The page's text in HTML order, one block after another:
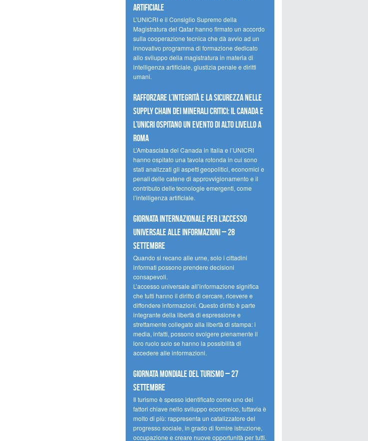
artificiale
L’UNICRI e il Consiglio Supremo della
Magistratura del Qatar hanno firmato un accordo
sulla cooperazione tecnica che dà avvio ad un
innovativo programma di formazione dedicato
allo sviluppo della magistratura in materia di
intelligenza artificiale, giustizia penale e diritti
umani.
Rafforzare l’integrità e la sicurezza nelle
supply chain dei minerali critici: il Canada e
l’UNICRI ospitano un evento di alto livello a
Roma
L’Ambasciata del Canada in Italia e l’UNICRI
hanno ospitato una tavola rotonda in cui sono
stati analizzati gli aspetti geopolitici, economici e
penali delle catene di approvvigionamento e il
contributo delle tecnologie emergenti, come
l’intelligenza artificiale.
Giornata internazionale per l’accesso
universale alle informazioni – 28
settembre
Quando si recano alle urne, solo i cittadini
informati possono prendere decisioni
consapevoli.
L’accesso universale all’informazione significa
che tutti hanno il diritto di cercare, ricevere e
diffondere informazioni. Questo diritto è parte
integrante della libertà di espressione e
strettamente collegato alla libertà di stampa: i
media, infatti, possono svolgere pienamente il
loro ruolo solo se hanno la possibilità di
accedere alle informazioni.
Giornata mondiale del turismo – 27
settembre
Il turismo è spesso identificato come uno dei
fattori chiave nello sviluppo economico, tuttavia è
molto di più: rappresenta un catalizzatore del
progresso sociale, in grado di fornire istruzione,
occupazione e creare nuove opportunità per tutti.